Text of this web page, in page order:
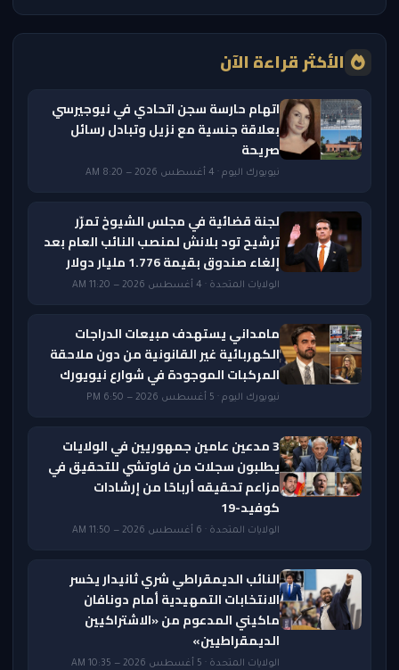
الأكثر قراءة الآن
اتهام حارسة سجن اتحادي في نيوجيرسي
بعلاقة جنسية مع نزيل وتبادل رسائل
صريحة
نيويورك اليوم · 4 أغسطس 2026 — 8:20 AM
لجنة قضائية في مجلس الشيوخ تمرّر
ترشيح تود بلانش لمنصب النائب العام بعد
إلغاء صندوق بقيمة 1.776 مليار دولار
الولايات المتحدة · 4 أغسطس 2026 — 11:20 AM
مامداني يستهدف مبيعات الدراجات
الكهربائية غير القانونية من دون ملاحقة
المركبات الموجودة في شوارع نيويورك
نيويورك اليوم · 5 أغسطس 2026 — 6:50 PM
3 مدعين عامين جمهوريين في الولايات
يطلبون سجلات من فاوتشي للتحقيق في
مزاعم تحقيقه أرباحًا من إرشادات
كوفيد-19
الولايات المتحدة · 6 أغسطس 2026 — 11:50 AM
النائب الديمقراطي شري ثانيدار يخسر
الانتخابات التمهيدية أمام دونافان
ماكيني المدعوم من «الاشتراكيين
الديمقراطيين»
الولايات المتحدة · 5 أغسطس 2026 — 10:35 AM